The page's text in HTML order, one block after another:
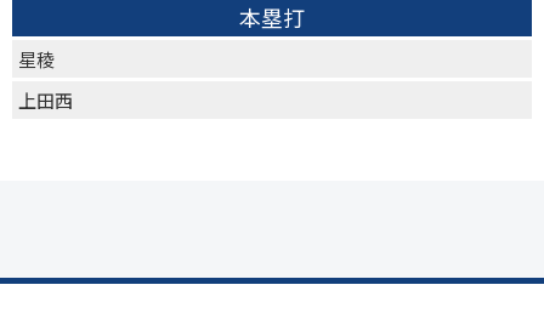
本塁打
星稜
上田西